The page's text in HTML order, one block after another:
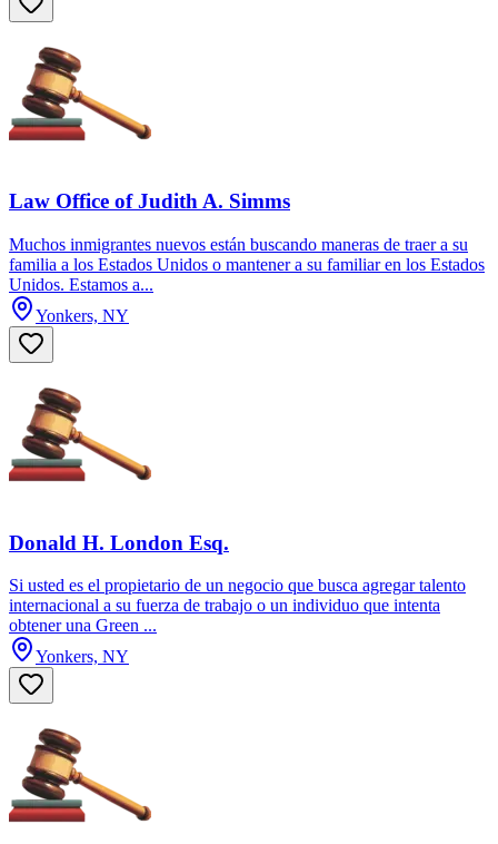
Law Office of Judith A. Simms
Muchos inmigrantes nuevos están buscando maneras de traer a su
familia a los Estados Unidos o mantener a su familiar en los Estados
Unidos. Estamos a...
Yonkers, NY
Donald H. London Esq.
Si usted es el propietario de un negocio que busca agregar talento
internacional a su fuerza de trabajo o un individuo que intenta
obtener una Green ...
Yonkers, NY